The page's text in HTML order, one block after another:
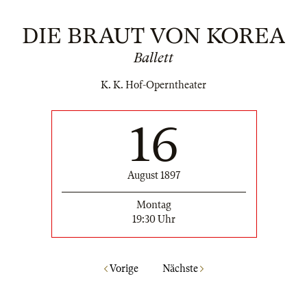
DIE BRAUT VON KOREA
Ballett
K. K. Hof-Operntheater
16
August 1897
Montag
19:30 Uhr
Vorige Nächste